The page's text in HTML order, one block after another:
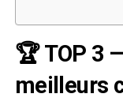
🏆 TOP 3
meilleurs